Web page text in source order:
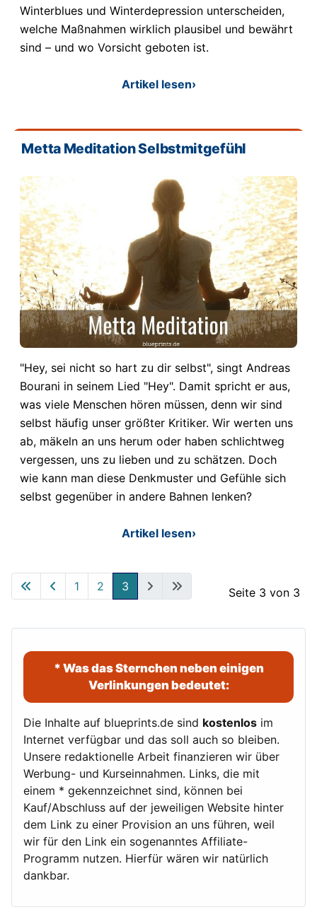
Winterblues und Winterdepression unterscheiden,
welche Maßnahmen wirklich plausibel und bewährt
sind – und wo Vorsicht geboten ist.
Artikel lesen›
Metta Meditation Selbstmitgefühl
"Hey, sei nicht so hart zu dir selbst", singt Andreas
Bourani in seinem Lied "Hey". Damit spricht er aus,
was viele Menschen hören müssen, denn wir sind
selbst häufig unser größter Kritiker. Wir werten uns
ab, mäkeln an uns herum oder haben schlichtweg
vergessen, uns zu lieben und zu schätzen. Doch
wie kann man diese Denkmuster und Gefühle sich
selbst gegenüber in andere Bahnen lenken?
Artikel lesen›
Seite 3 von 3
1 2 3
* Was das Sternchen neben einigen
Verlinkungen bedeutet:
Die Inhalte auf blueprints.de sind kostenlos im
Internet verfügbar und das soll auch so bleiben.
Unsere redaktionelle Arbeit finanzieren wir über
Werbung- und Kurseinnahmen. Links, die mit
einem * gekennzeichnet sind, können bei
Kauf/Abschluss auf der jeweiligen Website hinter
dem Link zu einer Provision an uns führen, weil
wir für den Link ein sogenanntes Affiliate-
Programm nutzen. Hierfür wären wir natürlich
dankbar.